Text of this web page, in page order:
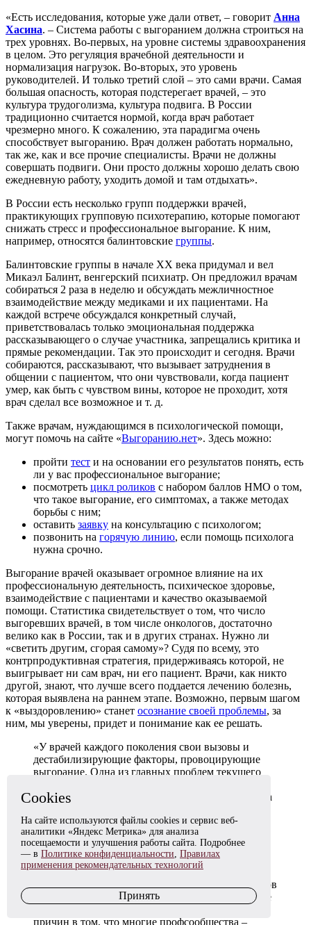
«Есть исследования, которые уже дали ответ, – говорит Анна
Хасина. – Система работы с выгоранием должна строиться на
трех уровнях. Во-первых, на уровне системы здравоохранения
в целом. Это регуляция врачебной деятельности и
нормализация нагрузок. Во-вторых, это уровень
руководителей. И только третий слой – это сами врачи. Самая
большая опасность, которая подстерегает врачей, – это
культура трудоголизма, культура подвига. В России
традиционно считается нормой, когда врач работает
чрезмерно много. К сожалению, эта парадигма очень
способствует выгоранию. Врач должен работать нормально,
так же, как и все прочие специалисты. Врачи не должны
совершать подвиги. Они просто должны хорошо делать свою
ежедневную работу, уходить домой и там отдыхать».
В России есть несколько групп поддержки врачей,
практикующих групповую психотерапию, которые помогают
снижать стресс и профессиональное выгорание. К ним,
например, относятся балинтовские группы.
Балинтовские группы в начале XX века придумал и вел
Микаэл Балинт, венгерский психиатр. Он предложил врачам
собираться 2 раза в неделю и обсуждать межличностное
взаимодействие между медиками и их пациентами. На
каждой встрече обсуждался конкретный случай,
приветствовалась только эмоциональная поддержка
рассказывающего о случае участника, запрещались критика и
прямые рекомендации. Так это происходит и сегодня. Врачи
собираются, рассказывают, что вызывает затруднения в
общении с пациентом, что они чувствовали, когда пациент
умер, как быть с чувством вины, которое не проходит, хотя
врач сделал все возможное и т. д.
Также врачам, нуждающимся в психологической помощи,
могут помочь на сайте «Выгоранию.нет». Здесь можно:
пройти тест и на основании его результатов понять, есть
ли у вас профессиональное выгорание;
посмотреть цикл роликов с набором баллов НМО о том,
что такое выгорание, его симптомах, а также методах
борьбы с ним;
оставить заявку на консультацию с психологом;
позвонить на горячую линию, если помощь психолога
нужна срочно.
Выгорание врачей оказывает огромное влияние на их
профессиональную деятельность, психическое здоровье,
взаимодействие с пациентами и качество оказываемой
помощи. Статистика свидетельствует о том, что число
выгоревших врачей, в том числе онкологов, достаточно
велико как в России, так и в других странах. Нужно ли
«светить другим, сгорая самому»? Судя по всему, это
контрпродуктивная стратегия, придерживаясь которой, не
выигрывает ни сам врач, ни его пациент. Врачи, как никто
другой, знают, что лучше всего поддается лечению болезнь,
которая выявлена на раннем этапе. Возможно, первым шагом
к «выздоровлению» станет осознание своей проблемы, за
ним, мы уверены, придет и понимание как ее решать.
«У врачей каждого поколения свои вызовы и
дестабилизирующие факторы, провоцирующие
выгорание. Одна из главных проблем текущего
профессионального медицинского сообщества. За
способны не только влиять и регулировать, но и
защищать своих коллег. Уже даже судебно-
медицинские экспертизы проводят специальные
центры при Следственном комитете, а врачей
отправляют за решетку как закоренелых
преступников. Во всем мире деятельность медиков
оценивают профессиональные НКО, а уголовные
причин в том, что многие профсообщества –
Cookies
На сайте используются файлы cookies и сервис веб-
аналитики «Яндекс Метрика» для анализа
посещаемости и улучшения работы сайта. Подробнее
— в Политике конфиденциальности, Правилах
применения рекомендательных технологий
Принять